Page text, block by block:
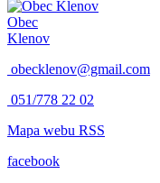
Obec
Klenov
obecklenov@gmail.com
051/778 22 02
Mapa webu RSS
facebook